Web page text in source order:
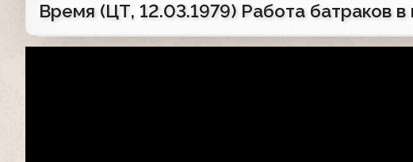
Время (ЦТ, 12.03.1979) Работа батраков в